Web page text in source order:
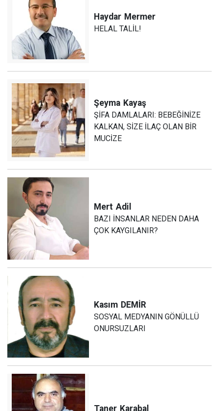
Haydar Mermer
HELAL TALİL!
Şeyma Kayaş
ŞİFA DAMLALARI: BEBEĞİNİZE
KALKAN, SİZE İLAÇ OLAN BİR
MUCİZE
Mert Adil
BAZI İNSANLAR NEDEN DAHA
ÇOK KAYGILANIR?
Kasım DEMİR
SOSYAL MEDYANIN GÖNÜLLÜ
ONURSUZLARI
Taner Karabal